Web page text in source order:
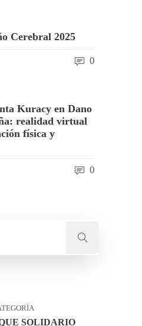
Cerebral 2025
0
Kuracy en Dano
realidad virtual
física y
0
SOLIDARIO